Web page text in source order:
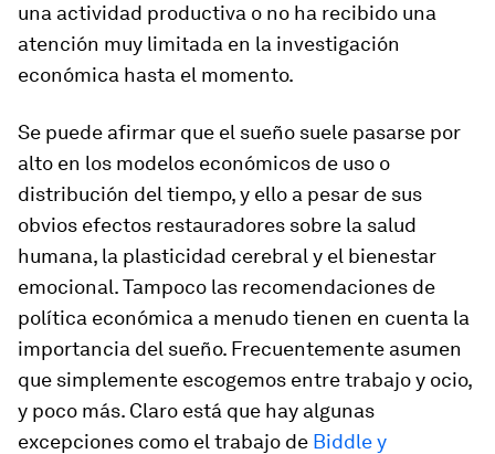
una actividad productiva o no ha recibido una
atención muy limitada en la investigación
económica hasta el momento.
Se puede afirmar que el sueño suele pasarse por
alto en los modelos económicos de uso o
distribución del tiempo, y ello a pesar de sus
obvios efectos restauradores sobre la salud
humana, la plasticidad cerebral y el bienestar
emocional. Tampoco las recomendaciones de
política económica a menudo tienen en cuenta la
importancia del sueño. Frecuentemente asumen
que simplemente escogemos entre trabajo y ocio,
y poco más. Claro está que hay algunas
excepciones como el trabajo de Biddle y